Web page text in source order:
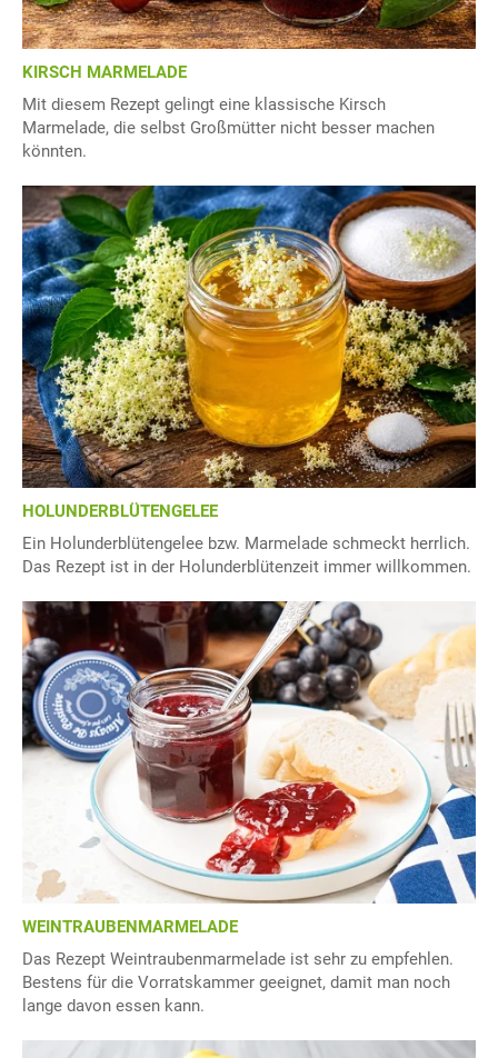
KIRSCH MARMELADE
Mit diesem Rezept gelingt eine klassische Kirsch
Marmelade, die selbst Großmütter nicht besser machen
könnten.
HOLUNDERBLÜTENGELEE
Ein Holunderblütengelee bzw. Marmelade schmeckt herrlich.
Das Rezept ist in der Holunderblütenzeit immer willkommen.
WEINTRAUBENMARMELADE
Das Rezept Weintraubenmarmelade ist sehr zu empfehlen.
Bestens für die Vorratskammer geeignet, damit man noch
lange davon essen kann.